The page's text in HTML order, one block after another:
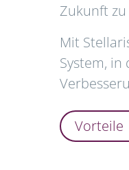
Zukunft
Mit
System,
Vorteile